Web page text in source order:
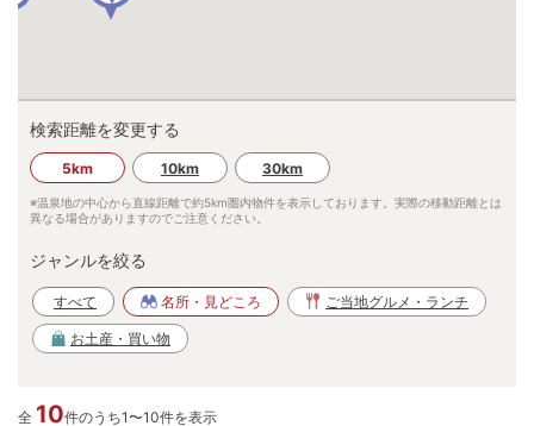
検索距離を変更する
5km 10km 30km
※温泉地の中心から直線距離で約5km圏内物件を表示しております。実際の移動距離とは
異なる場合がありますのでご注意ください。
ジャンルを絞る
すべて 名所・見どころ ご当地グルメ・ランチ
お土産・買い物
全 10件のうち1〜10件を表示